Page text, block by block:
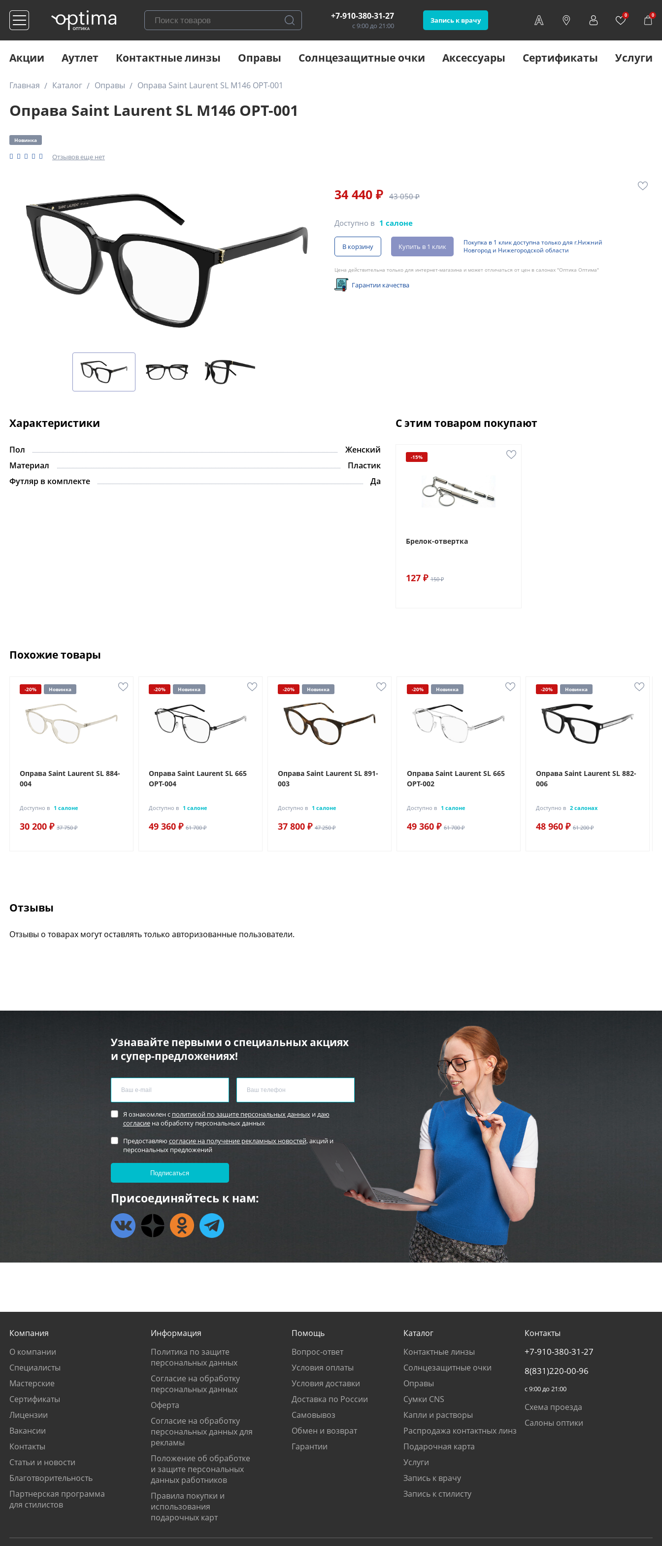
+7-910-380-31-27
с 9:00 до 21:00
Запись к врачу
0 0
Акции Аутлет Контактные линзы Оправы Солнцезащитные очки Аксессуары Сертификаты Услуги
Главная Каталог Оправы Оправа Saint Laurent SL M146 OPT-001
Оправа Saint Laurent SL M146 OPT-001
Новинка
Отзывов еще нет
34 440 ₽ 43 050 ₽
Доступно в 1 салоне
В корзину Купить в 1 клик
Покупка в 1 клик доступна только для г.Нижний
Новгород и Нижегородской области
Цена действительна только для интернет-магазина и может отличаться от цен в салонах "Оптика Оптима"
Гарантии качества
Характеристики
Пол
Женский
Материал
Пластик
Футляр в комплекте
Да
С этим товаром покупают
-15%
Брелок-отвертка
127 ₽ 150 ₽
Похожие товары
-20% Новинка
Оправа Saint Laurent SL 884-
004
Доступно в 1 салоне
30 200 ₽ 37 750 ₽
-20% Новинка
Оправа Saint Laurent SL 665
OPT-004
Доступно в 1 салоне
49 360 ₽ 61 700 ₽
-20% Новинка
Оправа Saint Laurent SL 891-
003
Доступно в 1 салоне
37 800 ₽ 47 250 ₽
-20% Новинка
Оправа Saint Laurent SL 665
OPT-002
Доступно в 1 салоне
49 360 ₽ 61 700 ₽
-20% Новинка
Оправа Saint Laurent SL 882-
006
Доступно в 2 салонах
48 960 ₽ 61 200 ₽
Отзывы
Отзывы о товарах могут оставлять только авторизованные пользователи.
Узнавайте первыми о специальных акциях
и супер-предложениях!
Я ознакомлен с политикой по защите персональных данныхидаю
согласиена обработку персональных данных
Предоставляю согласие на получение рекламных новостей, акций и
персональных предложений
Присоединяйтесь к нам:
Компания
О компании
Специалисты
Мастерские
Сертификаты
Лицензии
Вакансии
Контакты
Статьи и новости
Благотворительность
Партнерская программа
для стилистов
Информация
Политика по защите
персональных данных
Согласие на обработку
персональных данных
Оферта
Согласие на обработку
персональных данных для
рекламы
Положение об обработке
и защите персональных
данных работников
Правила покупки и
использования
подарочных карт
Помощь
Вопрос-ответ
Условия оплаты
Условия доставки
Доставка по России
Самовывоз
Обмен и возврат
Гарантии
Каталог
Контактные линзы
Солнцезащитные очки
Оправы
Сумки CNS
Капли и растворы
Распродажа контактных линз
Подарочная карта
Услуги
Запись к врачу
Запись к стилисту
Контакты
+7-910-380-31-27
8(831)220-00-96
с 9:00 до 21:00
Схема проезда
Салоны оптики